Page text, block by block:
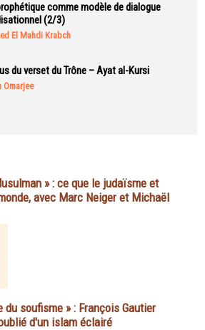
comme modèle de dialogue
(2/3)
El Mahdi Krabch
du verset du Trône – Ayat al-Kursi
Omarjee
» : ce que le judaïsme et
avec Marc Neiger et Michaël
du soufisme » : François Gautier
d'un islam éclairé